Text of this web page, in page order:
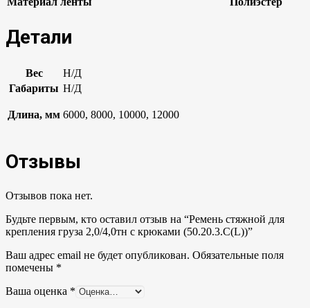
Детали
Вес
Н/Д
Габариты Н/Д
Длина, мм 6000, 8000, 10000, 12000
Отзывы
Отзывов пока нет.
Будьте первым, кто оставил отзыв на “Ремень стяжной для
крепления груза 2,0/4,0тн с крюками (50.20.3.C(L))”
Ваш адрес email не будет опубликован. Обязательные поля
помечены *
Ваша оценка *